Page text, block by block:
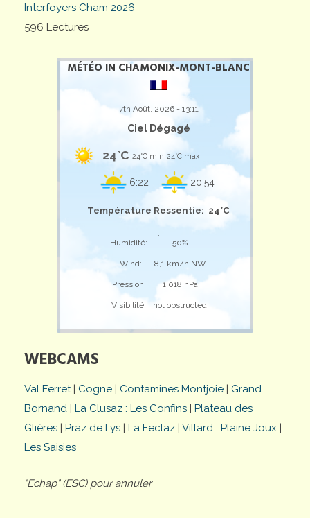
Interfoyers Cham 2026
596 Lectures
MÉTÉO IN CHAMONIX-MONT-BLANC
7th Août, 2026 - 13:11
Ciel Dégagé
24°C 24°C min 24°C max
6:22 20:54
Température Ressentie: 24°C
;
Humidité:
50%
Wind: 8,1 km/h NW
Pression: 1.018 hPa
Visibilité: not obstructed
WEBCAMS
Val Ferret| Cogne | Contamines Montjoie | Grand
Bornand | La Clusaz : Les Confins | Plateau des
Glières | Praz de Lys | La Feclaz | Villard : Plaine Joux |
Les Saisies
"Echap" (ESC) pour annuler